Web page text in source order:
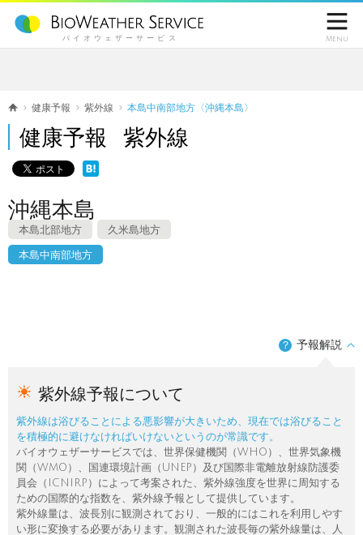
バイオウェザーサービス

Menu
健康予報 紫外線 本島中南部地方〈沖縄本島〉
健康予報 紫外線
沖縄本島
本島北部地方 久米島地方
本島中南部地方
？ 予報解説
紫外線予報について
紫外線は浴びることによる悪影響が大きいため、現在では浴びること
を積極的に避けなければいけないというのが常識です。
バイオウェザーサービスでは、世界保健機関（WHO）、世界気象機
関（WMO）、国連環境計画（UNEP）及び国際非電離放射線防護委
員会（ICNIRP）によって考案された、紫外線強度を世界に周知する
ための国際的な指数を、紫外線予報として提供しています。
紫外線量は、波長別に観測されており、一般的にはこれを利用しやす
い形に変換する必要があります。観測された波長毎の紫外線量は、人